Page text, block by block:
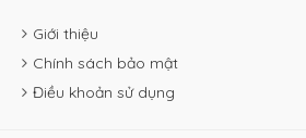
Giới thiệu
Chính sách bảo mật
Điều khoản sử dụng